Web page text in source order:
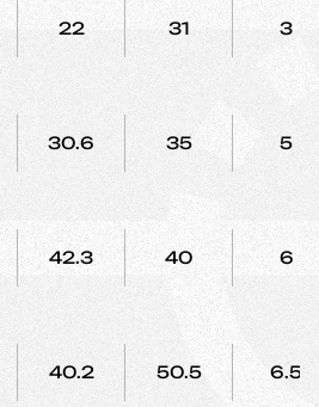
22 31 3
30.6 35 5
42.3 40 6
40.2 50.5 6.5